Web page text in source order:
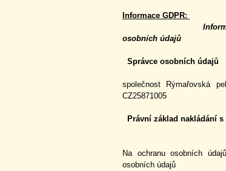
Informace GDPR:
osobních údajů
Správce osobních údajů
společnost Rýmařovská
CZ25871005
Právní základ nakládání
Na ochranu osobních
osobních údajů